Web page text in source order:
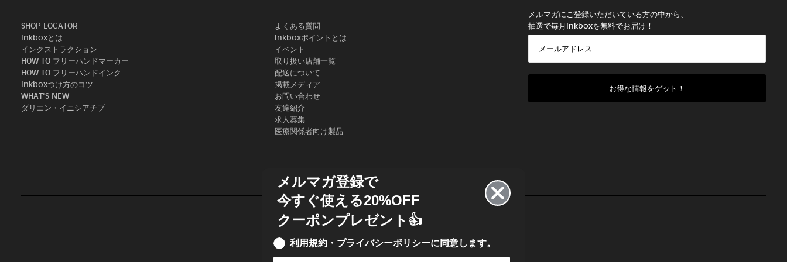
SHOP LOCATOR
Inkboxとは
インクストラクション
HOW TO フリーハンドマーカー
HOW TO フリーハンドインク
Inkboxつけ方のコツ
WHAT'S NEW
ダリエン・イニシアチブ
よくある質問
Inkboxポイントとは
イベント
取り扱い店舗一覧
配送について
掲載メディア
お問い合わせ
友達紹介
求人募集
医療関係者向け製品
メルマガにご登録いただいている方の中から、
抽選で毎月Inkboxを無料でお届け！
メルマガ登録で
今すぐ使える20%OFF
クーポンプレゼント👍
利用規約・プライバシーポリシーに同意します。